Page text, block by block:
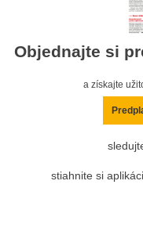
Objednajte si
a získajte
stiahnite si